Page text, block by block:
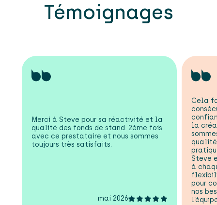
Témoignages
Merci à Steve pour sa réactivité et la
qualité des fonds de stand. 2ème fois
avec ce prestataire et nous sommes
toujours très satisfaits.
mai 2026
Cela
la
qualité
Steve
à
pour
nos